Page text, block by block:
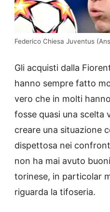
Federico Chiesa Juventus
Gli acquisti dalla
hanno sempre fatto
vero che in molti
fosse quasi una scelta
creare una situazione
dispettosa nei
non ha mai avuto
torinese, in particolar
riguarda la tifoseria.